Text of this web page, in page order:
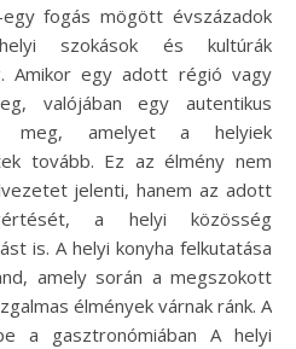
fogás mögött évszázadok
szokások és kultúrák
Amikor egy adott régió vagy
valójában egy autentikus
meg, amelyet a helyiek
tovább. Ez az élmény nem
jelenti, hanem az adott
a helyi közösség
is. A helyi konyha felkutatása
amely során a megszokott
élmények várnak ránk. A
a gasztronómiában A helyi